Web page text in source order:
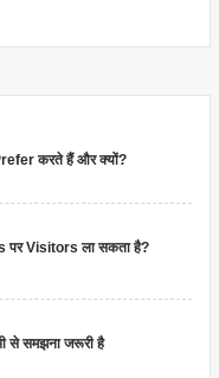
करते हैं और क्यों?
Visitors ला सकता है?
से समझना जरूरी है